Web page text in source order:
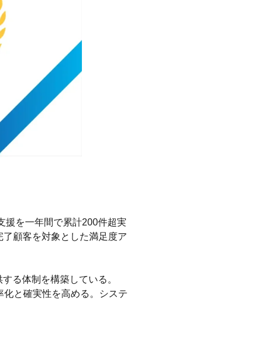
援を一年間で累計200件超実
顧客を対象とした満足度ア
る体制を構築している。
と確実性を高める。システ